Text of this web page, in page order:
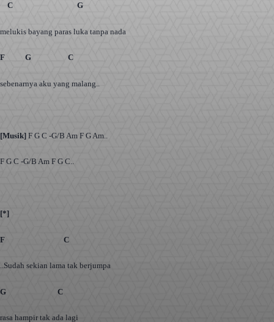
C G
melukis bayang paras luka tanpa nada
F G C
sebenarnya aku yang malang..
[Musik] F G C -G/B Am F G Am..
F G C -G/B Am F G C..
[*]
F C
..Sudah sekian lama tak berjumpa
G C
rasa hampir tak ada lagi